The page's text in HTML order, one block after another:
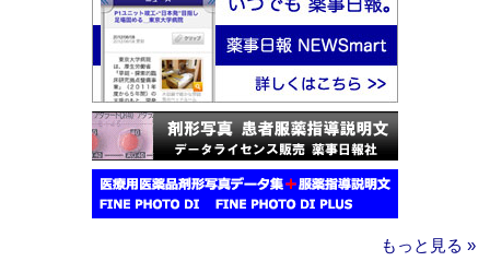
もっと見る »